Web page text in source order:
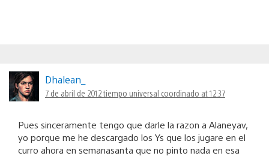
Dhalean_
7 de abril de 2012 tiempo universal coordinado at 12:37
Pues sinceramente tengo que darle la razon a Alaneyav,
yo porque me he descargado los Ys que los jugare en el
curro ahora en semanasanta que no pinto nada en esa